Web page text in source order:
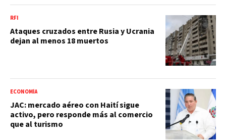
RFI
Ataques cruzados entre Rusia y Ucrania
dejan al menos 18 muertos
ECONOMÍA
JAC: mercado aéreo con Haití sigue
activo, pero responde más al comercio
que al turismo